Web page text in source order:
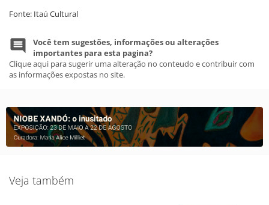
Fonte: Itaú Cultural
Você tem sugestões, informações ou alterações
importantes para esta pagina?
Clique aqui para sugerir uma alteração no conteudo e contribuir com
as informações expostas no site.
Veja também